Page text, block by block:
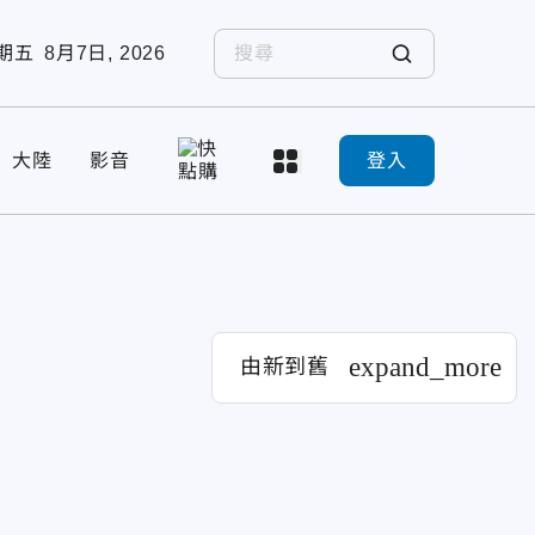
五 8月7日, 2026
大陸 影音 登入
由新到舊 expand_more